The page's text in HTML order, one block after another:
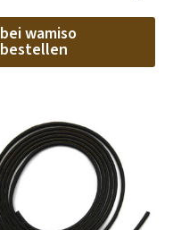
bei wamiso
bestellen